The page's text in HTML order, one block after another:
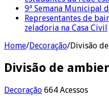
9ª Semana Municipal
Representantes de
zeladoria na Casa Civil
Home/Decoração/Divisão
Divisão de
Decoração 664 Acessos